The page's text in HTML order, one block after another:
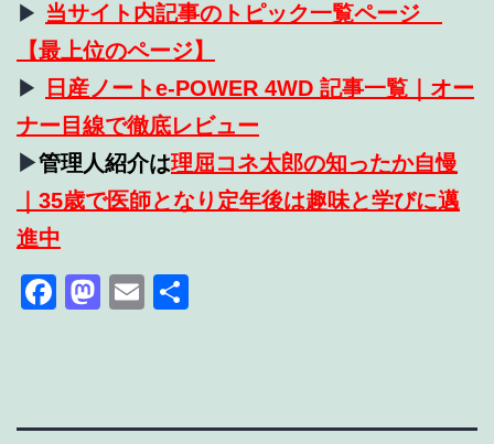
▶ 当サイト内記事のトピック一覧ページ
【最上位のページ】
▶
日産ノートe-POWER 4WD 記事一覧｜オー
ナー目線で徹底レビュー
▶管理人紹介は理屈コネ太郎の知ったか自慢
｜35歳で医師となり定年後は趣味と学びに邁
進中
Facebook
Mastodon
Email